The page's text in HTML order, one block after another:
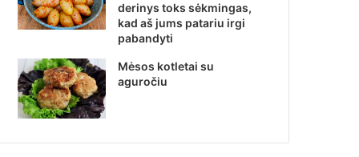
derinys toks sėkmingas,
kad aš jums patariu irgi
pabandyti
Mėsos kotletai su
aguročiu